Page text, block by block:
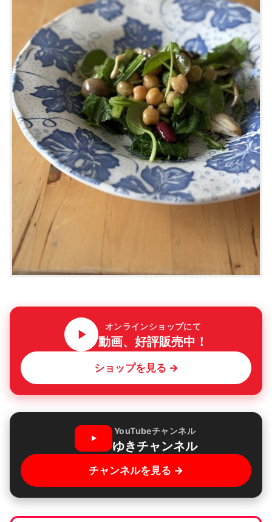
オンラインショップにて
動画、好評販売中！
ショップを見る →
YouTubeチャンネル
ゆきチャンネル
チャンネルを見る →